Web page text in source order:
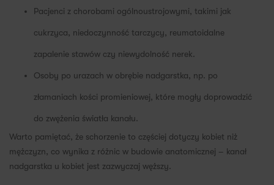
Pacjenci z chorobami ogólnoustrojowymi, takimi jak
cukrzyca, niedoczynność tarczycy, reumatoidalne
zapalenie stawów czy niewydolność nerek.
Osoby po urazach w obrębie nadgarstka, np. po
złamaniach kości promieniowej, które mogły doprowadzić
do zwężenia światła kanału.
Warto pamiętać, że schorzenie to częściej dotyczy kobiet niż
mężczyzn, co wynika z różnic w budowie anatomicznej – kanał
nadgarstka u kobiet jest zazwyczaj węższy.